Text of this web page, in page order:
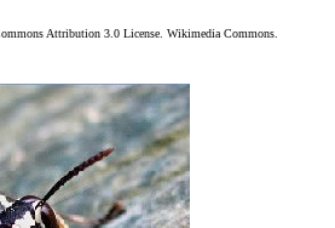
Attribution 3.0 License. Wikimedia Commons.